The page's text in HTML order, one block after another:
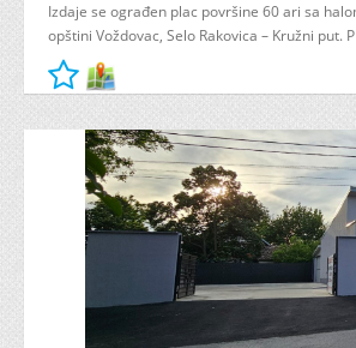
Izdaje se ograđen plac površine 60 ari sa
opštini Voždovac, Selo Rakovica – Kružni